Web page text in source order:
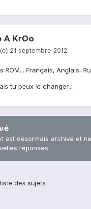
A KrOo
21 septembre 2012
ROM... Français, Anglais,
tu peux le changer...
est désormais archivé et
réponses.
des sujets